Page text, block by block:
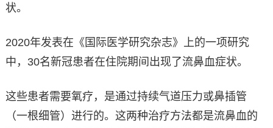
状。
2020年发表在《国际医学研究杂志》上的一项研究
中，30名新冠患者在住院期间出现了流鼻血症状。
这些患者需要氧疗，是通过持续气道压力或鼻插管
（一根细管）进行的。这两种治疗方法都是流鼻血的